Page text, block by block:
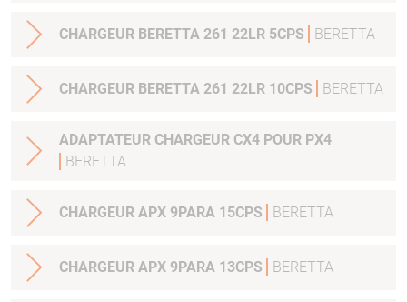
CHARGEUR BERETTA 261 22LR 5CPS BERETTA
CHARGEUR BERETTA 261 22LR 10CPS BERETTA
ADAPTATEUR CHARGEUR CX4 POUR PX4
BERETTA
CHARGEUR APX 9PARA 15CPS BERETTA
CHARGEUR APX 9PARA 13CPS BERETTA